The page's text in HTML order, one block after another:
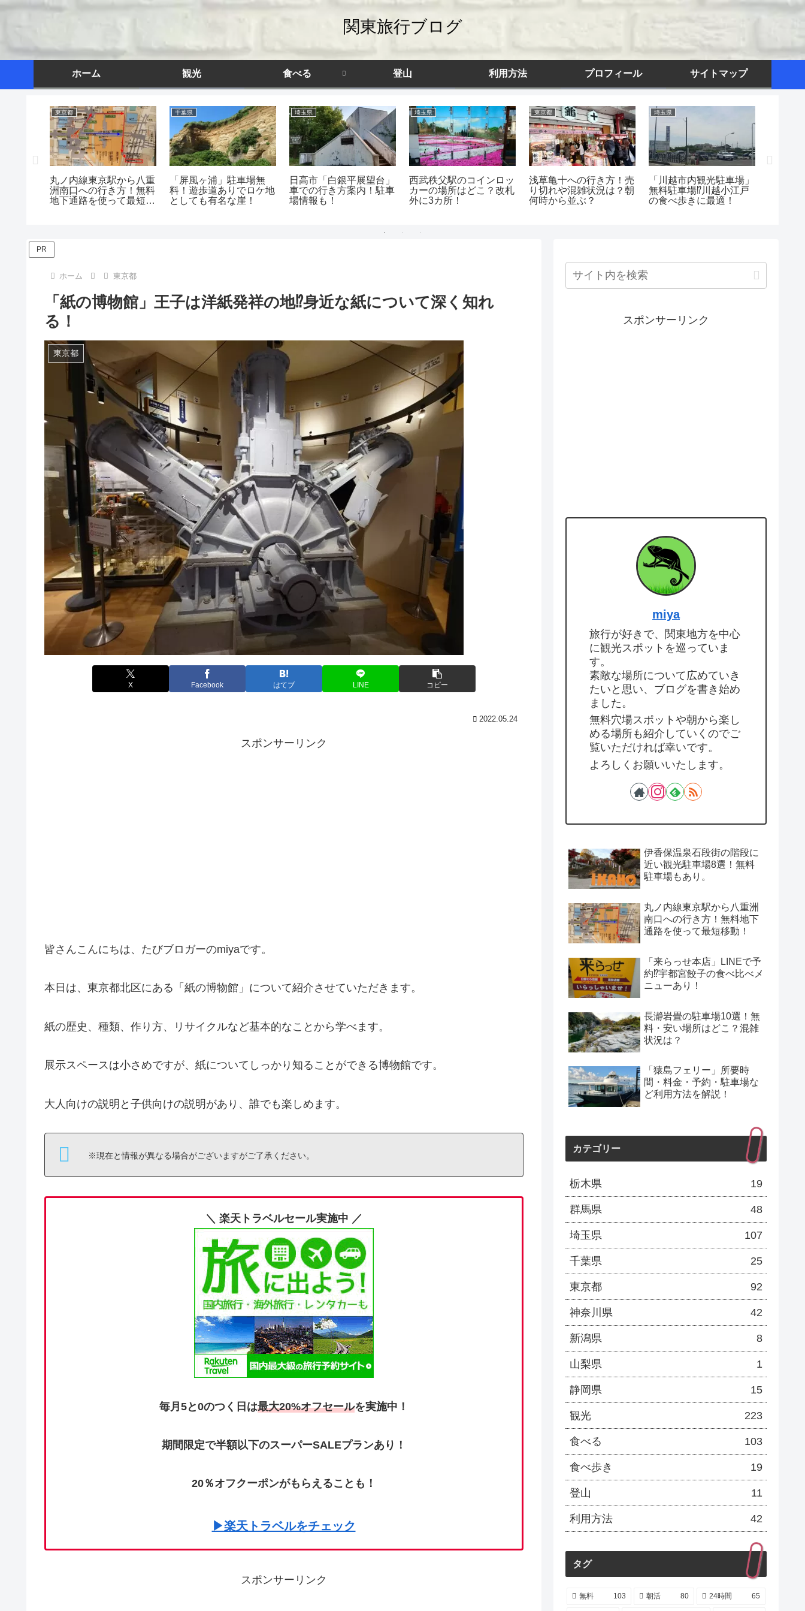
関東旅行ブログ
ホーム 観光 食べる 登山 利用方法 プロフィール サイトマップ
東京都
丸ノ内線東京駅から八重
洲南口への行き方！無料
地下通路を使って最短移
千葉県
「屏風ヶ浦」駐車場無
料！遊歩道ありでロケ地
としても有名な崖！
埼玉県
日高市「白銀平展望台」
車での行き方案内！駐車
場情報も！
埼玉県
西武秩父駅のコインロッ
カーの場所はどこ？改札
外に3カ所！
東京都
浅草亀十への行き方！売
り切れや混雑状況は？朝
何時から並ぶ？
埼玉県
「川越市内観光駐車場」
無料駐車場⁉川越小江戸
の食べ歩きに最適！
PR
ホーム 東京都
「紙の博物館」王子は洋紙発祥の地⁉身近な紙について深く知れ
る！
東京都
X Facebook はてブ LINE コピー
2022.05.24
スポンサーリンク
皆さんこんにちは、たびブロガーのmiyaです。
本日は、東京都北区にある「紙の博物館」について紹介させていただきます。
紙の歴史、種類、作り方、リサイクルなど基本的なことから学べます。
展示スペースは小さめですが、紙についてしっかり知ることができる博物館です。
大人向けの説明と子供向けの説明があり、誰でも楽しめます。
※現在と情報が異なる場合がございますがご了承ください。
＼ 楽天トラベルセール実施中 ／
毎月5と0のつく日は最大20%オフセールを実施中！
期間限定で半額以下のスーパーSALEプランあり！
20％オフクーポンがもらえることも！
▶楽天トラベルをチェック
スポンサーリンク
スポンサーリンク
miya
旅行が好きで、関東地方を中心
に観光スポットを巡っていま
す。
素敵な場所について広めていき
たいと思い、ブログを書き始め
ました。
無料穴場スポットや朝から楽し
める場所も紹介していくのでご
覧いただければ幸いです。
よろしくお願いいたします。
伊香保温泉石段街の階段に
近い観光駐車場8選！無料
駐車場もあり。
丸ノ内線東京駅から八重洲
南口への行き方！無料地下
通路を使って最短移動！
「来らっせ本店」LINEで予
約⁉宇都宮餃子の食べ比べメ
ニューあり！
長瀞岩畳の駐車場10選！無
料・安い場所はどこ？混雑
状況は？
「猿島フェリー」所要時
間・料金・予約・駐車場な
ど利用方法を解説！
カテゴリー
栃木県 19
群馬県 48
埼玉県 107
千葉県 25
東京都 92
神奈川県 42
新潟県 8
山梨県 1
静岡県 15
観光 223
食べる 103
食べ歩き 19
登山 11
利用方法 42
タグ
無料 103 朝活 80 24時間 65